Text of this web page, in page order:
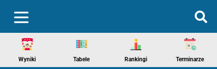
Wyniki Tabele Rankingi Terminarze